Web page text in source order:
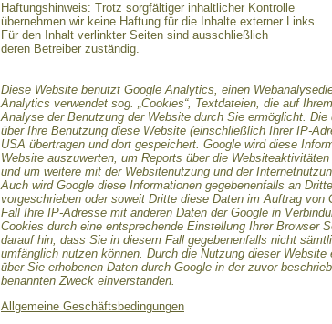
Haftungshinweis: Trotz sorgfältiger inhaltlicher Kontrolle
übernehmen wir keine Haftung für die Inhalte externer Links.
Für den Inhalt verlinkter Seiten sind ausschließlich
deren Betreiber zuständig.
Diese Website benutzt Google Analytics, einen
Analytics verwendet sog. „Cookies“, Textdateien, die auf
Analyse der Benutzung der Website durch Sie ermöglicht.
über Ihre Benutzung diese Website (einschließlich Ihrer IP-
USA übertragen und dort gespeichert. Google wird diese
Website auszuwerten, um Reports über die
und um weitere mit der Websitenutzung und der
Auch wird Google diese Informationen gegebenenfalls an
vorgeschrieben oder soweit Dritte diese Daten im Auftrag von
Fall Ihre IP-Adresse mit anderen Daten der Google in
Cookies durch eine entsprechende Einstellung Ihrer Browser
darauf hin, dass Sie in diesem Fall gegebenenfalls nicht
umfänglich nutzen können. Durch die Nutzung dieser
über Sie erhobenen Daten durch Google in der zuvor
benannten Zweck einverstanden.
Allgemeine Geschäftsbedingungen